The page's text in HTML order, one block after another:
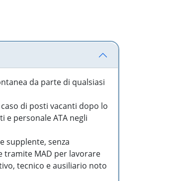
da parte di qualsiasi
di posti vacanti dopo lo
personale ATA negli
supplente, senza
tramite MAD per lavorare
tecnico e ausiliario noto